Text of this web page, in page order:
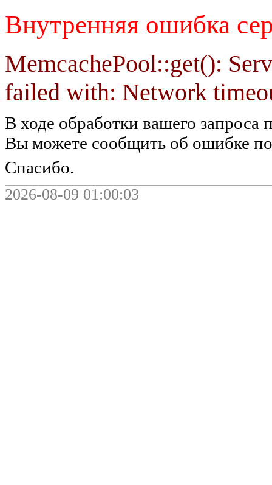
Внутренняя ошибка
MemcachePool::get():
failed with: Network
В ходе обработки вашего запроса
Вы можете сообщить об ошибке по
Спасибо.
2026-08-09 01:00:03